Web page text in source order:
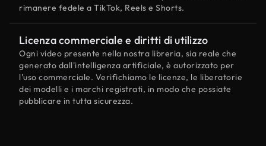
rimanere fedele a TikTok, Reels e Shorts.
Licenza commerciale e diritti di utilizzo
Ogni video presente nella nostra libreria, sia reale che
generato dall'intelligenza artificiale, è autorizzato per
l'uso commerciale. Verifichiamo le licenze, le liberatorie
dei modelli e i marchi registrati, in modo che possiate
pubblicare in tutta sicurezza.